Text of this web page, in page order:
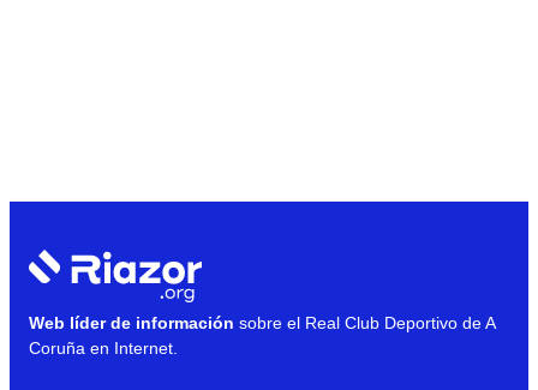
Web líder de información sobre el Real Club Deportivo de A
Coruña en Internet.